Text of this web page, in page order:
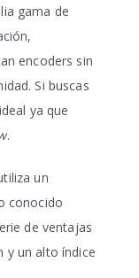
gama de
encoders sin
Si buscas
ya que
.
un
conocido
de ventajas
y un alto índice